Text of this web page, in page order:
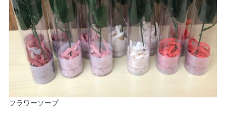
フラワーソープ